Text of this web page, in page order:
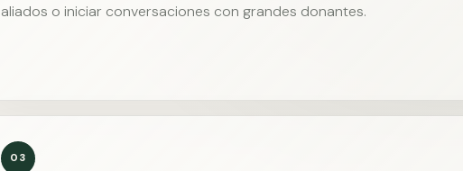
aliados o iniciar conversaciones con grandes donantes.
03